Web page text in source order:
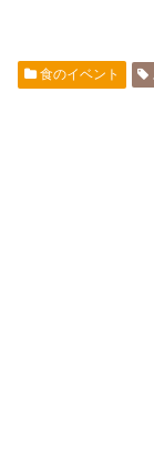
食のイベント